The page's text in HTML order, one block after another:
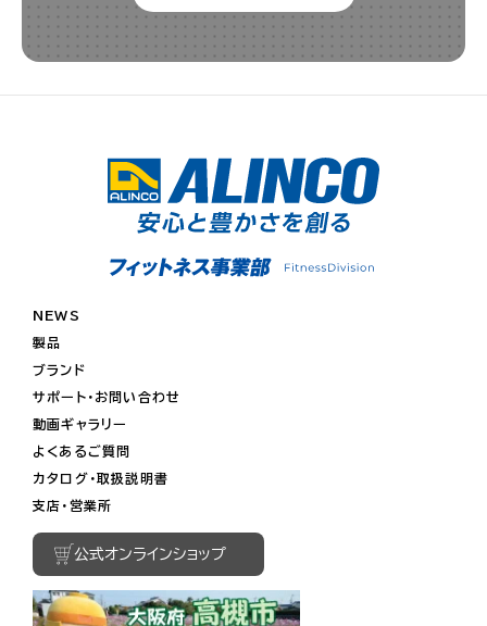
NEWS
製品
ブランド
サポート・お問い合わせ
動画ギャラリー
よくあるご質問
カタログ・取扱説明書
支店・営業所
公式オンラインショップ